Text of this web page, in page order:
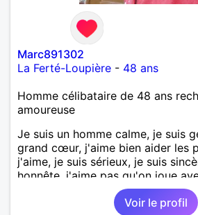
Marc891302
La Ferté-Loupière - 48 ans
Homme célibataire de 48 ans
amoureuse
Je suis un homme calme, je suis
grand cœur, j'aime bien aider les
j'aime, je suis sérieux, je suis
honnête, j'aime pas qu'on joue
pas les mensonges. Je cherche
amoureuse et sérieuse.Voir le profil